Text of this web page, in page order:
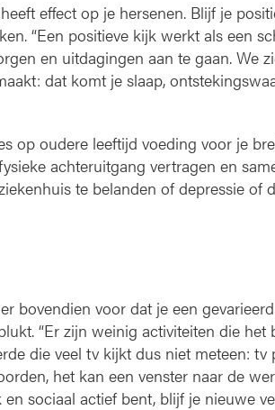
effect op je hersenen. Blijf je
“Een positieve kijk werkt als een
en uitdagingen aan te gaan. We
dat komt je slaap,
op oudere leeftijd voeding voor je
achteruitgang vertragen en
te belanden of depressie of
bovendien voor dat je een
“Er zijn weinig activiteiten die het
die veel tv kijkt dus niet meteen: tv
het kan een venster naar de
sociaal actief bent, blijf je nieuwe